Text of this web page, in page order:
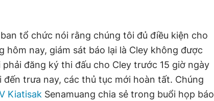
tổ chức nói rằng chúng tôi đủ điều kiện cho
hôm nay, giám sát báo lại là Cley không được
đăng ký thi đấu cho Cley trước 15 giờ ngày
đến trưa nay, các thủ tục mới hoàn tất. Chúng
Kiatisak Senamuang chia sẻ trong buổi họp báo